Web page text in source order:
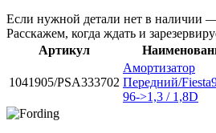
Если нужной детали нет в наличии
Расскажем, когда ждать и
Артикул
1041905/PSA333702
Амортизатор
Передний/
96->1,3 / 1,8D